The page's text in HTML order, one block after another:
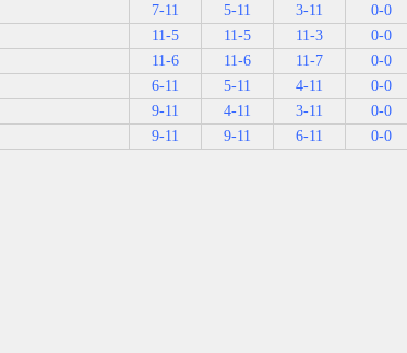
7-11 5-11 3-11 0-0
11-5 11-5 11-3 0-0
11-6 11-6 11-7 0-0
6-11 5-11 4-11 0-0
9-11 4-11 3-11 0-0
9-11 9-11 6-11 0-0